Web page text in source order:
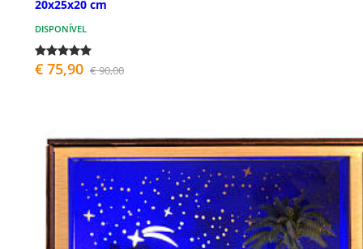
20x25x20 cm
DISPONÍVEL
€ 75,90 € 90,00